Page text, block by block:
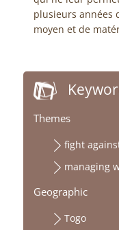
plusieurs années
moyen et de
Themes
fight
managing
Geographic
Togo